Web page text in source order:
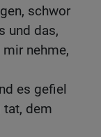
schwor
und das,
nehme,
es gefiel
tat, dem